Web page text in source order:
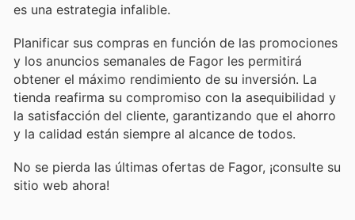
es una estrategia infalible.
Planificar sus compras en función de las promociones
y los anuncios semanales de Fagor les permitirá
obtener el máximo rendimiento de su inversión. La
tienda reafirma su compromiso con la asequibilidad y
la satisfacción del cliente, garantizando que el ahorro
y la calidad están siempre al alcance de todos.
No se pierda las últimas ofertas de Fagor, ¡consulte su
sitio web ahora!